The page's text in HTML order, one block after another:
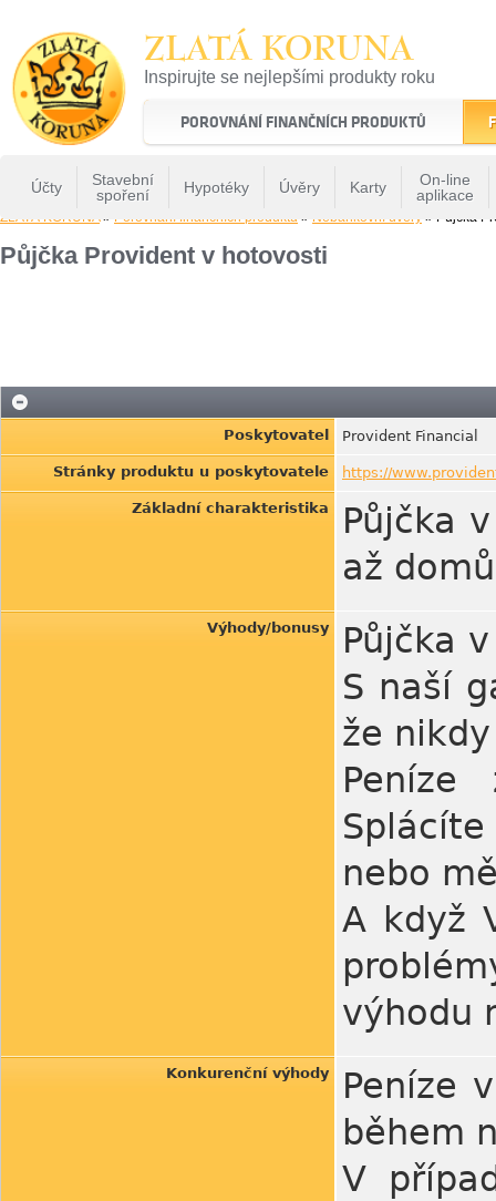
ZLATÁ KORUNA
Inspirujte se nejlepšími produkty roku
22 let tradice a kvality na finančním trhu
POROVNÁNÍ FINANČNÍCH PRODUKTŮ
Účty
Stavební
spoření
Hypotéky Úvěry Karty
On-line
aplikace
ZLATÁ KORUNA» Porovnání finančních produktů » Nebankovní úvěry » Půjčka
Půjčka Provident v hotovosti
Poskytovatel Provident Financial
Stránky produktu u poskytovatele https://
Základní charakteristika
Půjčka
až
Výhody/bonusy
Půjčka
S naší
že
nebo
A když
výhodu
Konkurenční výhody
Peníze
během
V